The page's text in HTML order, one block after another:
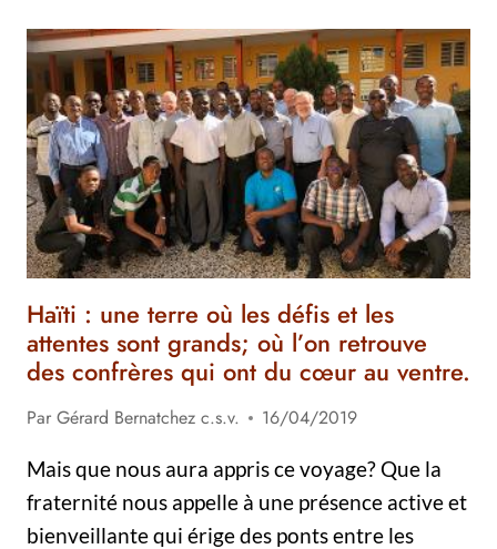
RÉSEAU
SANS
FIL
DE
DIEU
Haïti : une terre où les défis et les
attentes sont grands; où l’on retrouve
des confrères qui ont du cœur au ventre.
Par Gérard Bernatchez c.s.v.
16/04/2019
Mais que nous aura appris ce voyage? Que la
fraternité nous appelle à une présence active et
bienveillante qui érige des ponts entre les